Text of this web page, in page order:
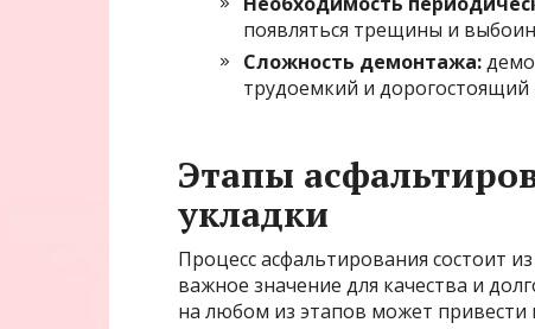
появляться трещины и
Сложность демонтажа:
трудоемкий и дорогостоящий
Этапы
укладки
Процесс асфальтирования состоит
важное значение для качества и
на любом из этапов может